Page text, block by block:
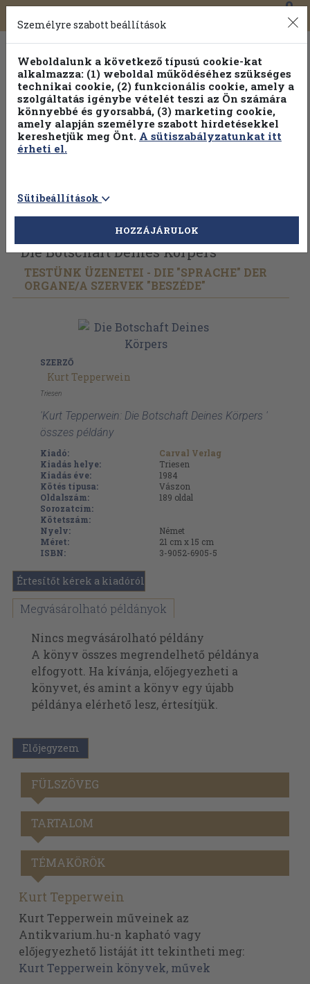
Toggle
navigation
0
Vissza az előző oldalra Válasszon példányt
Die Botschaft Deines Körpers
TESTÜNK ÜZENETEI - DIE "SPRACHE" DER
ORGANE/A SZERVEK "BESZÉDE"
SZERZŐ
Kurt Tepperwein
Triesen
'Kurt Tepperwein: Die Botschaft Deines Körpers '
összes példány
Kiadó:
Carval Verlag
Kiadás helye:
Triesen
Kiadás éve:
1984
Kötés típusa:
Vászon
Oldalszám:
189 oldal
Sorozatcím:
Kötetszám:
Nyelv:
Német
Méret:
21 cm x 15 cm
ISBN:
3-9052-6905-5
Értesítőt kérek a kiadóról
Megvásárolható példányok
Nincs megvásárolható példány
A könyv összes megrendelhető példánya
elfogyott. Ha kívánja, előjegyezheti a
könyvet, és amint a könyv egy újabb
példánya elérhető lesz, értesítjük.
Előjegyzem
FÜLSZÖVEG
TARTALOM
TÉMAKÖRÖK
Kurt Tepperwein
Kurt Tepperwein műveinek az
Antikvarium.hu-n kapható vagy
előjegyezhető listáját itt tekintheti meg:
Kurt Tepperwein könyvek, művek
Személyre szabott beállítások
Weboldalunk a következő típusú cookie-kat
alkalmazza: (1) weboldal működéséhez szükséges
technikai cookie, (2) funkcionális cookie, amely a
szolgáltatás igénybe vételét teszi az Ön számára
könnyebbé és gyorsabbá, (3) marketing cookie,
amely alapján személyre szabott hirdetésekkel
kereshetjük meg Önt. A sütiszabályzatunkat itt
érheti el.
Sütibeállítások
HOZZÁJÁRULOK